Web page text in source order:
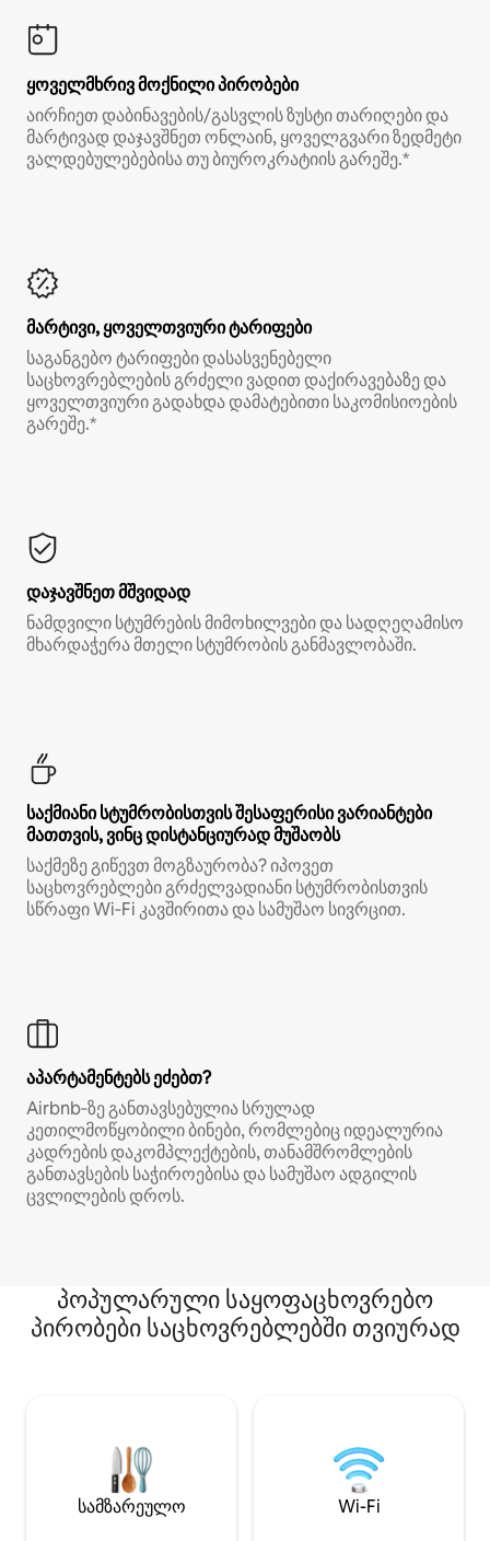
ყოველმხრივ მოქნილი პირობები
აირჩიეთ დაბინავების/გასვლის ზუსტი თარიღები და
მარტივად დაჯავშნეთ ონლაინ, ყოველგვარი ზედმეტი
ვალდებულებებისა თუ ბიუროკრატიის გარეშე.*
მარტივი, ყოველთვიური ტარიფები
საგანგებო ტარიფები დასასვენებელი
საცხოვრებლების გრძელი ვადით დაქირავებაზე და
ყოველთვიური გადახდა დამატებითი საკომისიოების
გარეშე.*
დაჯავშნეთ მშვიდად
ნამდვილი სტუმრების მიმოხილვები და სადღეღამისო
მხარდაჭერა მთელი სტუმრობის განმავლობაში.
საქმიანი სტუმრობისთვის შესაფერისი ვარიანტები
მათთვის, ვინც დისტანციურად მუშაობს
საქმეზე გიწევთ მოგზაურობა? იპოვეთ
საცხოვრებლები გრძელვადიანი სტუმრობისთვის
სწრაფი Wi‑Fi კავშირითა და სამუშაო სივრცით.
აპარტამენტებს ეძებთ?
Airbnb‑ზე განთავსებულია სრულად
კეთილმოწყობილი ბინები, რომლებიც იდეალურია
კადრების დაკომპლექტების, თანამშრომლების
განთავსების საჭიროებისა და სამუშაო ადგილის
ცვლილების დროს.
პოპულარული საყოფაცხოვრებო
პირობები საცხოვრებლებში თვიურად
სამზარეულო Wi-Fi